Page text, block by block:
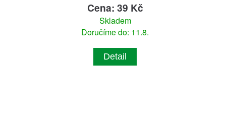
Cena: 39 Kč
Skladem
Doručíme do: 11.8.
Detail